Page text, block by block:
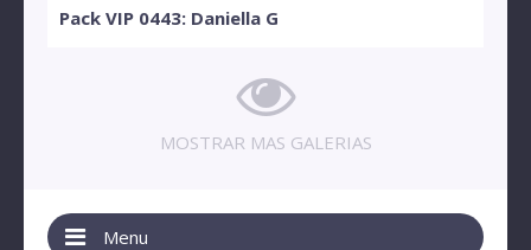
Pack VIP 0443: Daniella G
MOSTRAR MAS GALERIAS
Menu